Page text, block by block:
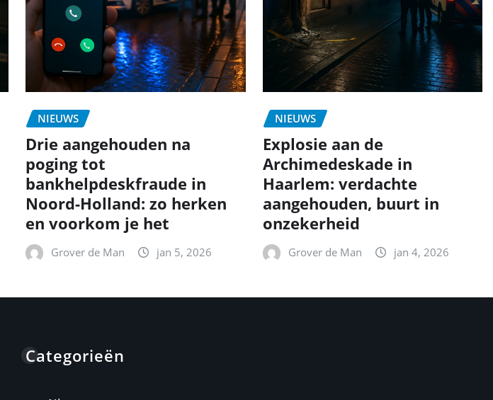
NIEUWS
Drie aangehouden na
poging tot
bankhelpdeskfraude in
Noord-Holland: zo herken
en voorkom je het
Grover de Man jan 5, 2026
NIEUWS
Explosie aan de
Archimedeskade in
Haarlem: verdachte
aangehouden, buurt in
onzekerheid
Grover de Man jan 4, 2026
Categorieën